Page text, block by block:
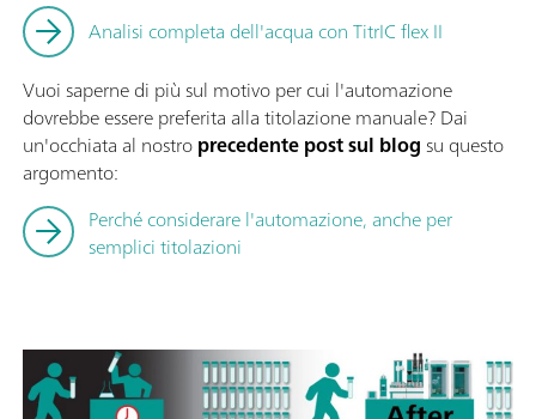
Analisi completa dell'acqua con TitrIC flex II
Vuoi saperne di più sul motivo per cui l'automazione
dovrebbe essere preferita alla titolazione manuale? Dai
un'occhiata al nostroprecedente post sul blogsu questo
argomento:
Perché considerare l'automazione, anche per
semplici titolazioni